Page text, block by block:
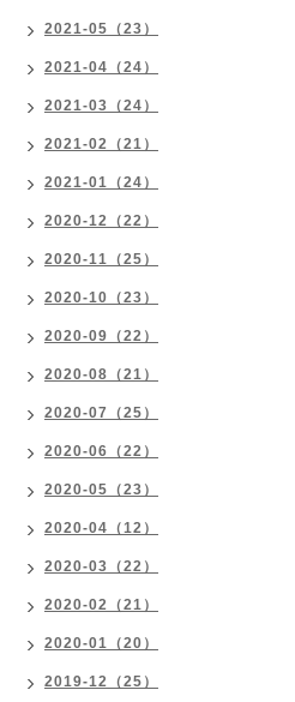
2021-05（23）
2021-04（24）
2021-03（24）
2021-02（21）
2021-01（24）
2020-12（22）
2020-11（25）
2020-10（23）
2020-09（22）
2020-08（21）
2020-07（25）
2020-06（22）
2020-05（23）
2020-04（12）
2020-03（22）
2020-02（21）
2020-01（20）
2019-12（25）